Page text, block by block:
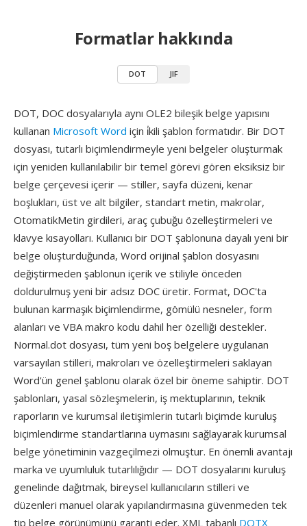
Formatlar hakkında
DOT JIF
DOT, DOC dosyalarıyla aynı OLE2 bileşik belge yapısını
kullanan Microsoft Word için i̇kili şablon formatıdır. Bir DOT
dosyası, tutarlı biçimlendirmeyle yeni belgeler oluşturmak
için yeniden kullanılabilir bir temel görevi gören eksiksiz bir
belge çerçevesi içerir — stiller, sayfa düzeni, kenar
boşlukları, üst ve alt bilgiler, standart metin, makrolar,
OtomatikMetin girdileri, araç çubuğu özelleştirmeleri ve
klavye kısayolları. Kullanıcı bir DOT şablonuna dayalı yeni bir
belge oluşturduğunda, Word orijinal şablon dosyasını
değiştirmeden şablonun içerik ve stiliyle önceden
doldurulmuş yeni bir adsız DOC üretir. Format, DOC'ta
bulunan karmaşık biçimlendirme, gömülü nesneler, form
alanları ve VBA makro kodu dahil her özelliği destekler.
Normal.dot dosyası, tüm yeni boş belgelere uygulanan
varsayılan stilleri, makroları ve özelleştirmeleri saklayan
Word'ün genel şablonu olarak özel bir öneme sahiptir. DOT
şablonları, yasal sözleşmelerin, iş mektuplarının, teknik
raporların ve kurumsal iletişimlerin tutarlı biçimde kuruluş
biçimlendirme standartlarına uymasını sağlayarak kurumsal
belge yönetiminin vazgeçilmezi olmuştur. En önemli avantajı
marka ve uyumluluk tutarlılığıdır — DOT dosyalarını kuruluş
genelinde dağıtmak, bireysel kullanıcıların stilleri ve
düzenleri manuel olarak yapılandırmasına güvenmeden tek
tip belge görünümünü garanti eder. XML tabanlı DOTX